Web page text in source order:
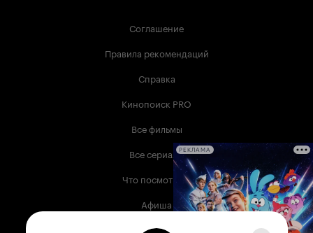
Соглашение
Правила рекомендаций
Справка
Кинопоиск PRO
Все фильмы
Все сериалы
Что посмотреть
Афиша
Музыка
РЕКЛАМА